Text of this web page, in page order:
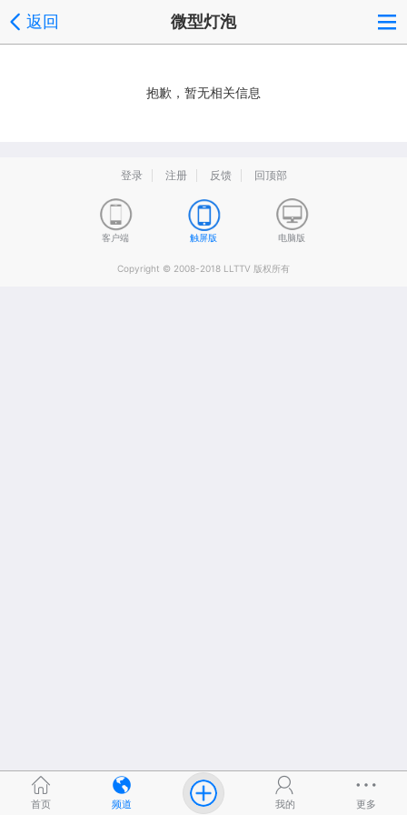
返回 微型灯泡
抱歉，暂无相关信息
登录 注册 反馈 回顶部
客户端 触屏版 电脑版
Copyright © 2008-2018 LLTTV 版权所有
首页 频道 我的 更多